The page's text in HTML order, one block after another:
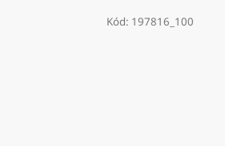
Kód: 197816_100